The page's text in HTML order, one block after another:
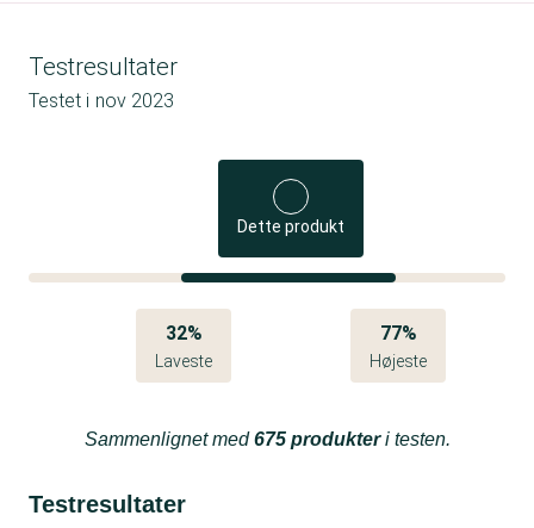
Testresultater
Testet i nov 2023
Dette produkt
32%
Laveste
77%
Højeste
Sammenlignet med675 produkteri testen.
Testresultater